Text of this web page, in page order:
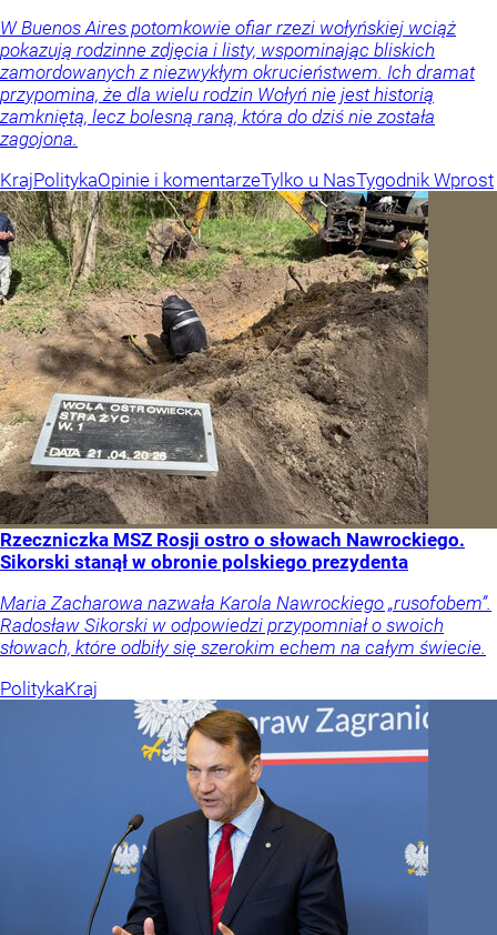
W Buenos Aires potomkowie ofiar rzezi wołyńskiej wciąż
pokazują rodzinne zdjęcia i listy, wspominając bliskich
zamordowanych z niezwykłym okrucieństwem. Ich dramat
przypomina, że dla wielu rodzin Wołyń nie jest historią
zamkniętą, lecz bolesną raną, która do dziś nie została
zagojona.
KrajPolitykaOpinie i komentarzeTylko u NasTygodnik Wprost
Rzeczniczka MSZ Rosji ostro o słowach Nawrockiego.
Sikorski stanął w obronie polskiego prezydenta
Maria Zacharowa nazwała Karola Nawrockiego „rusofobem”.
Radosław Sikorski w odpowiedzi przypomniał o swoich
słowach, które odbiły się szerokim echem na całym świecie.
PolitykaKraj